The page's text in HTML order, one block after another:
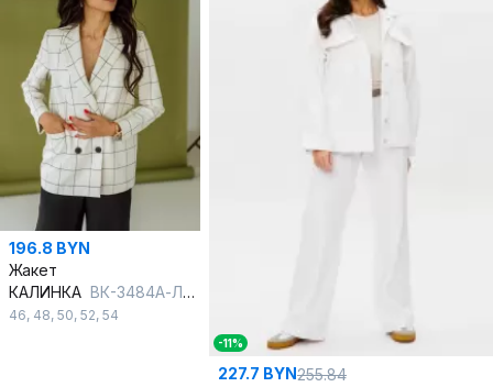
196.8 BYN
Жакет
КАЛИНКА ВК-3484А-Л24 натурально-черная клетка
46, 48, 50, 52, 54
-11%
227.7 BYN255.84